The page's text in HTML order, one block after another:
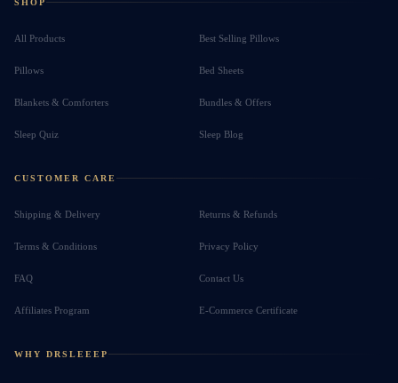
SHOP
All Products Best Selling Pillows
Pillows Bed Sheets
Blankets & Comforters Bundles & Offers
Sleep Quiz Sleep Blog
CUSTOMER CARE
Shipping & Delivery Returns & Refunds
Terms & Conditions Privacy Policy
FAQ Contact Us
Affiliates Program E-Commerce Certificate
WHY DRSLEEEP